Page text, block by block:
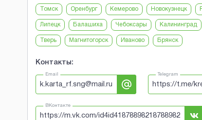
Томск Оренбург Кемерово Новокузнецк
Липецк Балашиха Чебоксары Калининград
Тверь Магнитогорск Иваново Брянск
Контакты:
Email
k.karta_rf.sng@mail.ru
Telegram
https://t.me/
ВКонтакте
https://m.vk.com/id4id41878898218788982